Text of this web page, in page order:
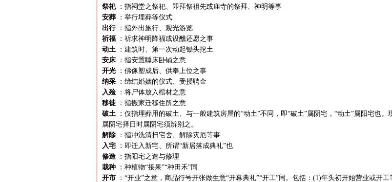
祭祀 ：指祠堂之祭祀、即拜祭祖先或庙寺的祭拜、神明等事
安葬
：举行埋葬等仪式
出行 ：指外出旅行、观光游览
祈福
：祈求神明降福或设醮还愿之事
动土
：建筑时、第一次动起锄头挖土
安床
：指安置睡床卧铺之意
开光
：佛像塑成后、供奉上位之事
纳采
：缔结婚姻的仪式、受授聘金
入殓
：将尸体放入棺材之意
移徙
：指搬家迁移住所之意
破土
：仅指埋葬用的破土、与一般建筑房屋的“动土”不同，即“破土”属阴宅，“动土”属阳宅也。
属阴宅择日时属阴宅须辨别之。
解除
：指冲洗清扫宅舍、解除灾厄等事
入宅
：即迁入新宅、所谓“新居落成典礼”也
修造
：指阳宅之造与修理
栽种
：种植物“接果”“种田禾”同
开市
：“开业”之意，商品行号开张做生意“开幕典礼”“开工”同。包括：(1)年头初开始营业或开